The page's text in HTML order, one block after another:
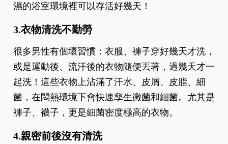
濕的浴室環境裡可以存活好幾天！
3.衣物清洗不勤勞
很多男性有個壞習慣：衣服、褲子穿好幾天才洗，
或是運動後、流汗後的衣物隨便丟著，過幾天才一
起洗！這些衣物上沾滿了汗水、皮屑、皮脂、細
菌，在悶熱環境下會快速孳生黴菌和細菌。尤其是
褲子、襪子，更是細菌密度極高的衣物。
4.親密前後沒有清洗